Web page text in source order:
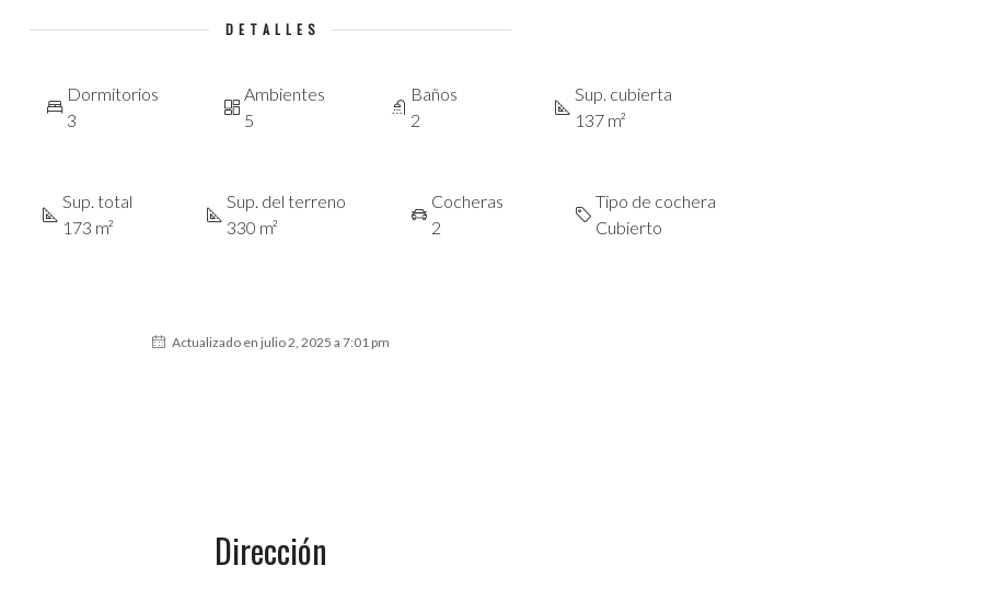
DETALLES
Dormitorios
3
Ambientes
5
Baños
2
Sup. cubierta
137 m²
Sup. total
173 m²
Sup. del terreno
330 m²
Cocheras
2
Tipo de cochera
Cubierto
Actualizado en julio 2, 2025 a 7:01 pm
Dirección